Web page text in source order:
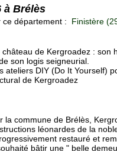
à Brélès
département : Finistère
de Kergroadez : son
son logis seigneurial.
ateliers DIY (Do It Yourself)
de Kergroadez
la commune de Brélès,
léonardes de la
restauré et
bâtir une " belle